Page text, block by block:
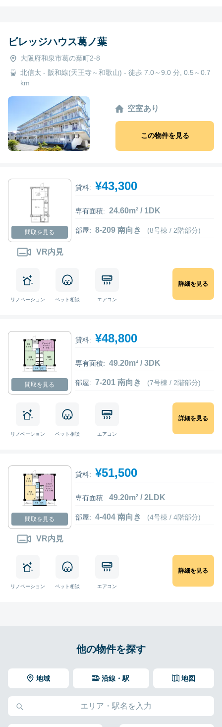
ビレッジハウス葛ノ葉
大阪府和泉市葛の葉町2-8
北信太 - 阪和線(天王寺～和歌山) - 徒歩 7.0～9.0 分, 0.5～0.7
km
空室あり
この物件を見る
間取を見る
VR内見
貸料: ¥43,300
専有面積: 24.60m² / 1DK
部屋: 8-209 南向き (8号棟 / 2階部分)
リノベーション ペット相談 エアコン
詳細を見る
間取を見る
貸料: ¥48,800
専有面積: 49.20m² / 3DK
部屋: 7-201 南向き (7号棟 / 2階部分)
リノベーション ペット相談 エアコン
詳細を見る
間取を見る
VR内見
貸料: ¥51,500
専有面積: 49.20m² / 2LDK
部屋: 4-404 南向き (4号棟 / 4階部分)
リノベーション ペット相談 エアコン
詳細を見る
他の物件を探す
地域 地図
沿線・駅